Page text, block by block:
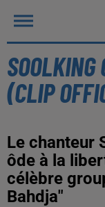
(CLIP
Le chanteur
ôde à la
célèbre
Bahdja"